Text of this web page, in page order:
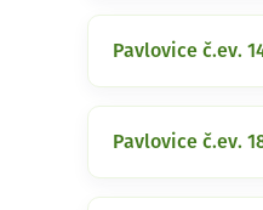
Pavlovice č.ev.
Pavlovice č.ev.